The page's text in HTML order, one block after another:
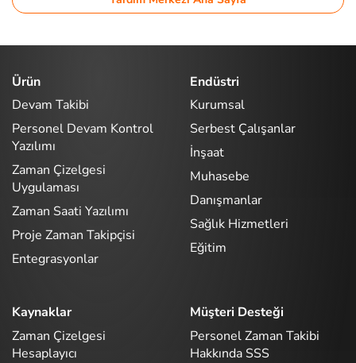
Ürün
Devam Takibi
Personel Devam Kontrol
Yazılımı
Zaman Çizelgesi
Uygulaması
Zaman Saati Yazılımı
Proje Zaman Takipçisi
Entegrasyonlar
Endüstri
Kurumsal
Serbest Çalışanlar
İnşaat
Muhasebe
Danışmanlar
Sağlık Hizmetleri
Eğitim
Kaynaklar
Zaman Çizelgesi
Hesaplayıcı
Müşteri Desteği
Personel Zaman Takibi
Hakkında SSS